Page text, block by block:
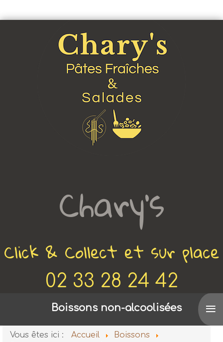
Chary's
Click & Collect et sur place
02 33 28 24 42
Voir aussi
Boissons non-alcoolisées ≡
Vous êtes ici : Accueil
Boissons